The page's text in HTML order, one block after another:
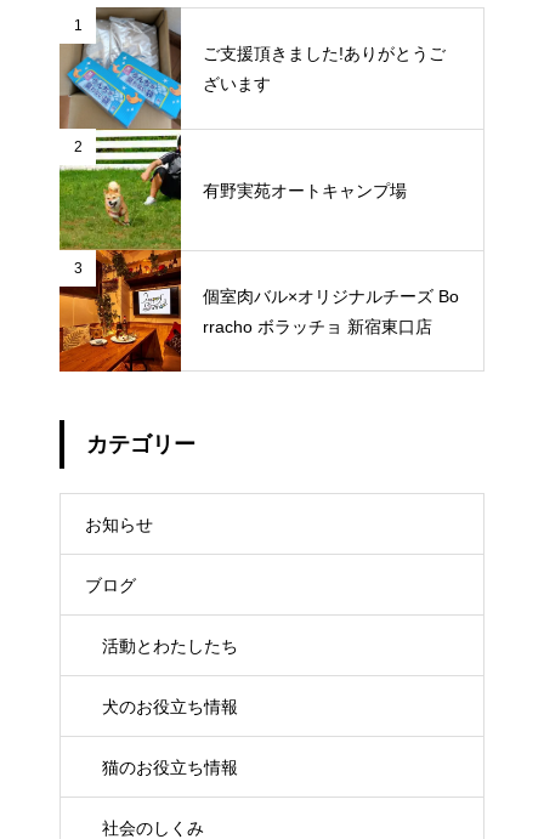
1
ご支援頂きました!ありがとうご
ざいます
2
有野実苑オートキャンプ場
3
個室肉バル×オリジナルチーズ Bo
rracho ボラッチョ 新宿東口店
カテゴリー
お知らせ
ブログ
活動とわたしたち
犬のお役立ち情報
猫のお役立ち情報
社会のしくみ